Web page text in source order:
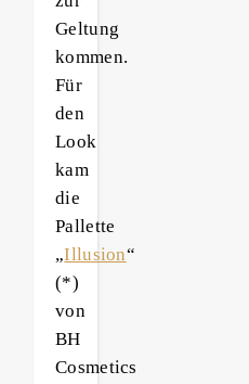
Geltung
kommen.
Für
den
Look
kam
die
Pallette
„Illusion“
(*)
von
BH
Cosmetics